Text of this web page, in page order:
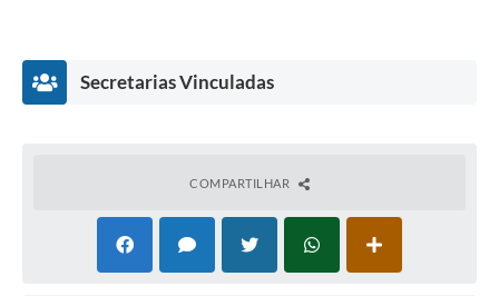
Leia-se:
“Local de Trabalho:
Buritis/MG, 08 de outubro de 2025.
Secretarias Vinculadas
COMPARTILHAR